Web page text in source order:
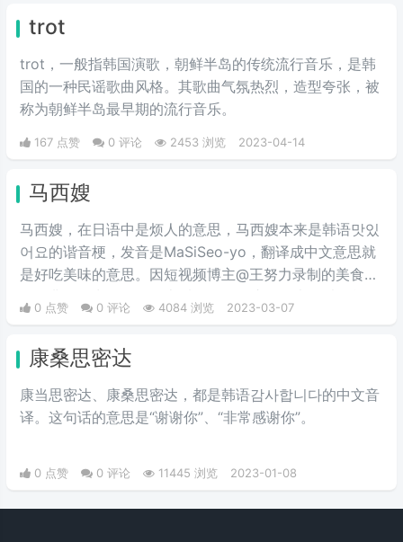
trot
trot，一般指韩国演歌，朝鲜半岛的传统流行音乐，是韩
国的一种民谣歌曲风格。其歌曲气氛热烈，造型夸张，被
称为朝鲜半岛最早期的流行音乐。
167 点赞 0 评论 2453 浏览 2023-04-14
马西嫂
马西嫂，在日语中是烦人的意思，马西嫂本来是韩语맛있
어요的谐音梗，发音是MaSiSeo-yo，翻译成中文意思就
是好吃美味的意思。因短视频博主@王努力录制的美食视
频经典语录出圈，网络上看到马西嫂这个词也可以简单理
解成美味的意思，再一个就是大家内涵王努力这位油腻大
0 点赞 0 评论 4084 浏览 2023-03-07
康桑思密达
康当思密达、康桑思密达，都是韩语감사합니다的中文音
译。这句话的意思是“谢谢你”、“非常感谢你”。
0 点赞 0 评论 11445 浏览 2023-01-08